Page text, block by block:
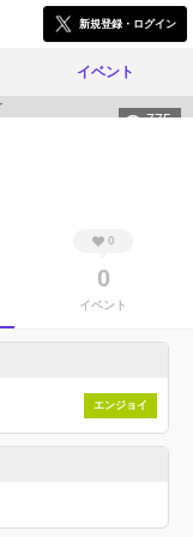
新規登録・ログイン
イベント
775
0
0
イベント
エンジョイ